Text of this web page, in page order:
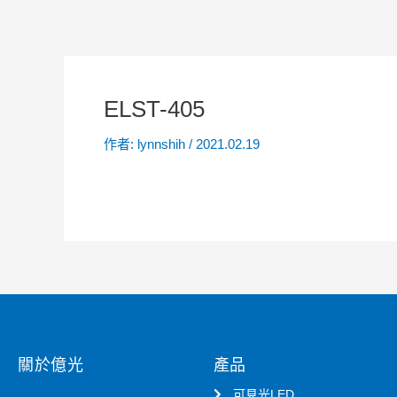
ELST-405
作者: lynnshih / 2021.02.19
關於億光 產品